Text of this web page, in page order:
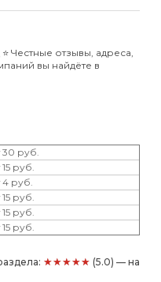
Честные отзывы, адреса,
вы найдёте в
30 руб.
15 руб.
4 руб.
15 руб.
15 руб.
15 руб.
★★★★★ (5.0) — на